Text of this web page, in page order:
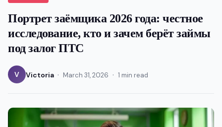
Портрет заёмщика 2026 года: честное
исследование, кто и зачем берёт займы
под залог ПТС
V Victoria · March 31, 2026 · 1 min read